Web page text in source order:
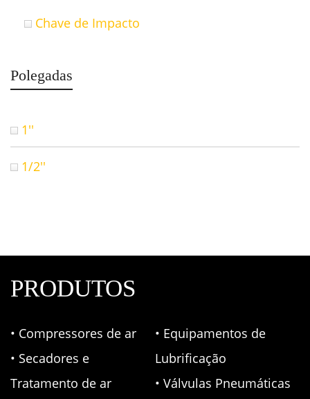
Chave de Impacto
Polegadas
1''
1/2''
PRODUTOS
• Compressores de ar
• Secadores e
Tratamento de ar
• Equipamentos de
Lubrificação
• Válvulas Pneumáticas